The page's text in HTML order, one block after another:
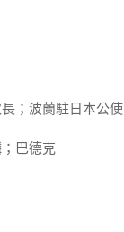
；波蘭駐日本公使
巴德克